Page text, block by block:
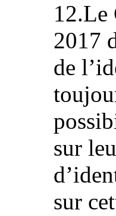
12.Le
2017
de
sur
sur